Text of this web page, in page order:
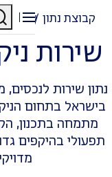
נתון שירותים
לנכסים,
בתחום הניקיון
בתכנון, הקמה
בהיקפים גדולים,
מדויקים